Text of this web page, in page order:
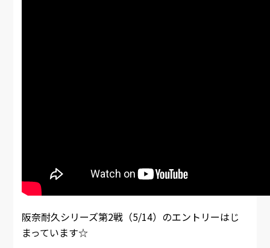
阪奈耐久シリーズ第2戦（5/14）のエントリーはじ
まっています☆